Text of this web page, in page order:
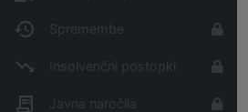
Spremembe
Insolvenčni postopki
Javna naročila